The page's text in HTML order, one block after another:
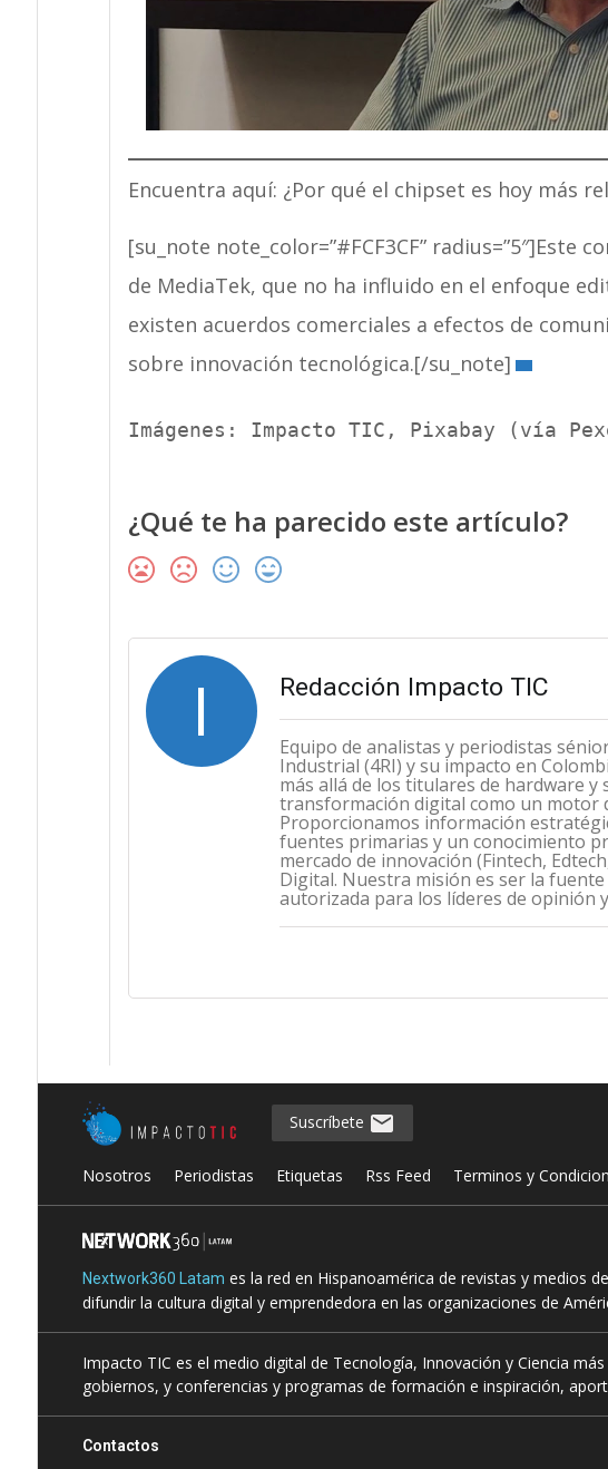
Encuentra aquí: ¿Por qué el chipset es hoy más
[su_note note_color=”#FCF3CF” radius=”5″]Este
de MediaTek, que no ha influido en el enfoque
existen acuerdos comerciales a efectos de
sobre innovación tecnológica.[/su_note]
Imágenes: Impacto TIC, Pixabay (vía
¿Qué te ha parecido este artículo?
I Redacción Impacto TIC
Equipo de analistas y periodistas
Industrial (4RI) y su impacto en
más allá de los titulares de hardware
transformación digital como un motor
Proporcionamos información
fuentes primarias y un conocimiento
mercado de innovación (Fintech,
Digital. Nuestra misión es ser la
autorizada para los líderes de opinión
Suscríbete
Nosotros Periodistas Etiquetas Rss Feed Terminos y
Nextwork360 Latam es la red en Hispanoamérica de revistas y medios
difundir la cultura digital y emprendedora en las organizaciones de
Impacto TIC es el medio digital de Tecnología, Innovación y Ciencia
gobiernos, y conferencias y programas de formación e inspiración,
Contactos